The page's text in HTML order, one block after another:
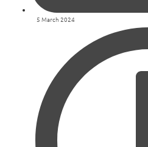
5 March 2024